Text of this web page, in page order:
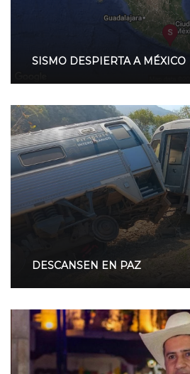
SISMO DESPIERTA A MÉXICO
DESCANSEN EN PAZ